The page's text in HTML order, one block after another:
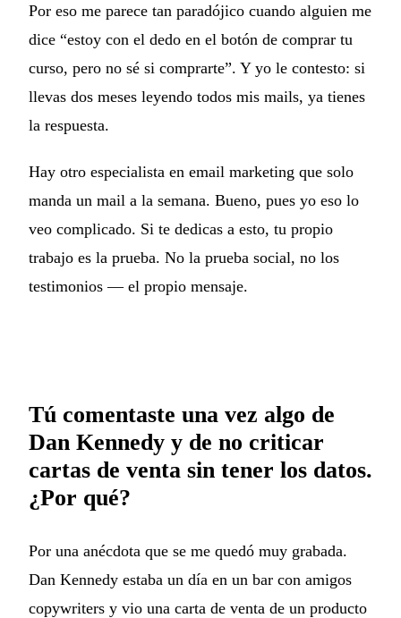
Por eso me parece tan paradójico cuando alguien me
dice “estoy con el dedo en el botón de comprar tu
curso, pero no sé si comprarte”. Y yo le contesto: si
llevas dos meses leyendo todos mis mails, ya tienes
la respuesta.
Hay otro especialista en email marketing que solo
manda un mail a la semana. Bueno, pues yo eso lo
veo complicado. Si te dedicas a esto, tu propio
trabajo es la prueba. No la prueba social, no los
testimonios — el propio mensaje.
Tú comentaste una vez algo de
Dan Kennedy y de no criticar
cartas de venta sin tener los datos.
¿Por qué?
Por una anécdota que se me quedó muy grabada.
Dan Kennedy estaba un día en un bar con amigos
copywriters y vio una carta de venta de un producto